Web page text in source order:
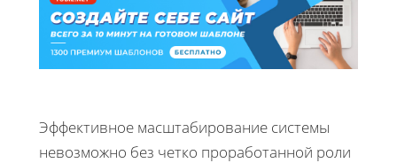
Эффективное масштабирование системы
невозможно без четко проработанной роли